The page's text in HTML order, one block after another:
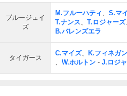
ブルージェイ
ズ
M.フルーハティ 、 S.マ
T.ナンス、 T.ロジャーズ
B.バレンズエラ
タイガース
C.マイズ、 K.フィネガン
、 W.ホルトン - J.ロジ